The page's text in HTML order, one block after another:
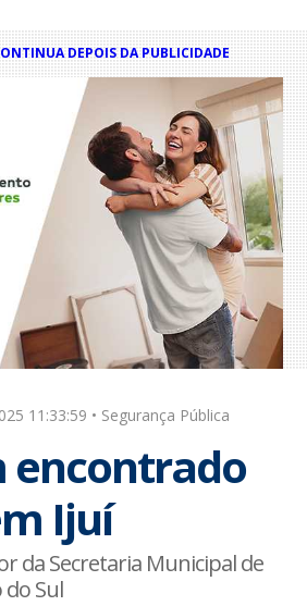
DEPOIS DA PUBLICIDADE
11:33:59 • Segurança Pública
encontrado
Ijuí
da Secretaria Municipal de
do Sul